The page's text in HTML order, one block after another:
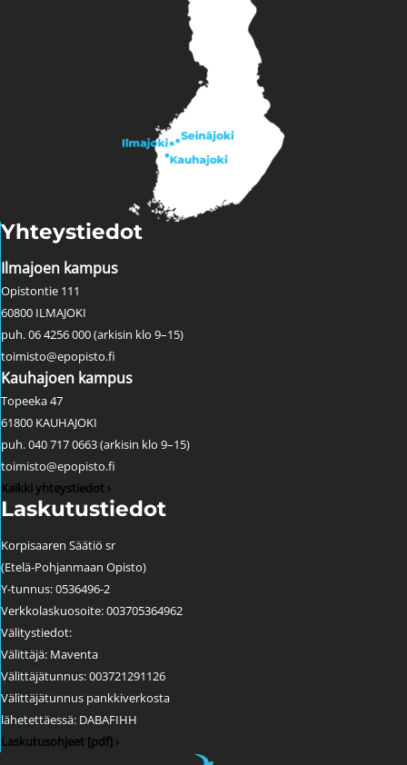
Yhteystiedot
Ilmajoen kampus
Opistontie 111
60800 ILMAJOKI
puh. 06 4256 000 (arkisin klo 9–15)
toimisto@epopisto.fi
Kauhajoen kampus
Topeeka 47
61800 KAUHAJOKI
puh. 040 717 0663 (arkisin klo 9–15)
toimisto@epopisto.fi
Kaikki yhteystiedot ›
Laskutustiedot
Korpisaaren Säätiö sr
(Etelä-Pohjanmaan Opisto)
Y-tunnus: 0536496-2
Verkkolaskuosoite: 003705364962
Välitystiedot:
Välittäjä: Maventa
Välittäjätunnus: 003721291126
Välittäjätunnus pankkiverkosta
lähetettäessä: DABAFIHH
Laskutusohjeet [pdf] ›